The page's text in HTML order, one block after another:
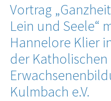
Vortrag
Lein und Seele“
Hannelore Klier
der Katholischen
Kulmbach e.V.